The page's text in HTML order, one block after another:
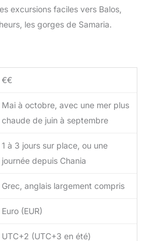
excursions faciles vers Balos,
les gorges de Samaria.
€€
Mai à octobre, avec une mer plus
chaude de juin à septembre
1 à 3 jours sur place, ou une
journée depuis Chania
Grec, anglais largement compris
Euro (EUR)
UTC+2 (UTC+3 en été)